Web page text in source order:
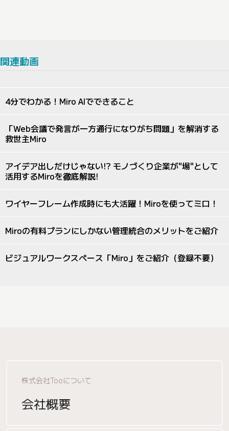
関連動画
4分でわかる！Miro AIでできること
「Web会議で発言が一方通行になりがち問題」を解消する
救世主Miro
アイデア出しだけじゃない!? モノづくり企業が"場"として
活用するMiroを徹底解説!
ワイヤーフレーム作成時にも大活躍！Miroを使ってミロ！
Miroの有料プランにしかない管理統合のメリットをご紹介
ビジュアルワークスペース「Miro」をご紹介（登録不要）
株式会社Tooについて
会社概要